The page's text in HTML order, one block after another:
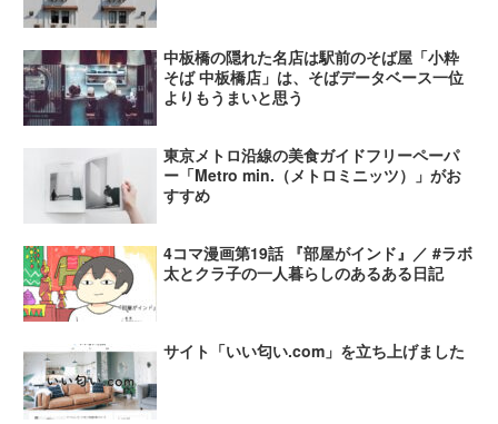
中板橋の隠れた名店は駅前のそば屋「小粋
そば 中板橋店」は、そばデータベース一位
よりもうまいと思う
東京メトロ沿線の美食ガイドフリーペーパ
ー「Metro min.（メトロミニッツ）」がお
すすめ
4コマ漫画第19話 『部屋がインド』／ #ラボ
太とクラ子の一人暮らしのあるある日記
サイト「いい匂い.com」を立ち上げました